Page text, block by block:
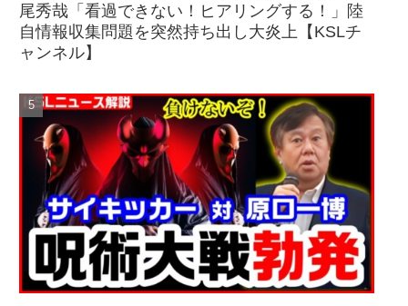
尾秀哉「看過できない！ヒアリングする！」陸
自情報収集問題を突然持ち出し大炎上【KSLチ
ャンネル】